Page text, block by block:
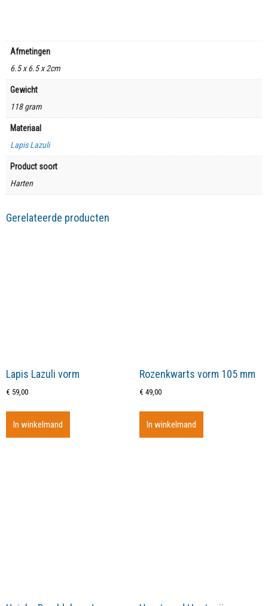
Afmetingen
6.5 x 6.5 x 2cm
Gewicht
118 gram
Materiaal
Lapis Lazuli
Product soort
Harten
Gerelateerde producten
Lapis Lazuli vorm
€ 59,00
In winkelmand
Rozenkwarts vorm 105 mm
€ 49,00
In winkelmand